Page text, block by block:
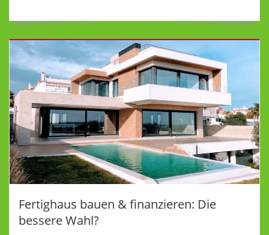
Fertighaus bauen & finanzieren: Die
bessere Wahl?